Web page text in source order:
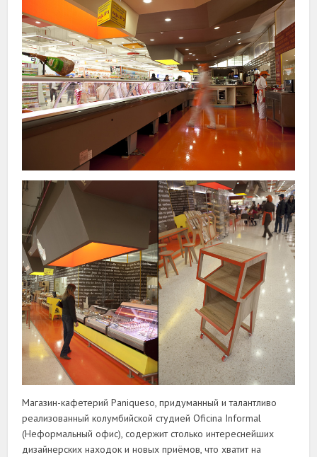
Магазин-кафетерий Paniqueso, придуманный и талантливо
реализованный колумбийской студией Oficina Informal
(Неформальный офис), содержит столько интереснейших
дизайнерских находок и новых приёмов, что хватит на